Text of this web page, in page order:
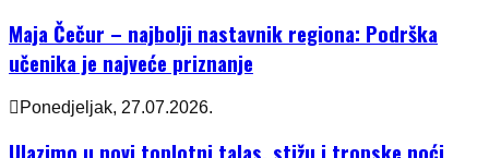
Maja Čečur – najbolji nastavnik regiona: Podrška
učenika je najveće priznanje
Ponedjeljak, 27.07.2026.